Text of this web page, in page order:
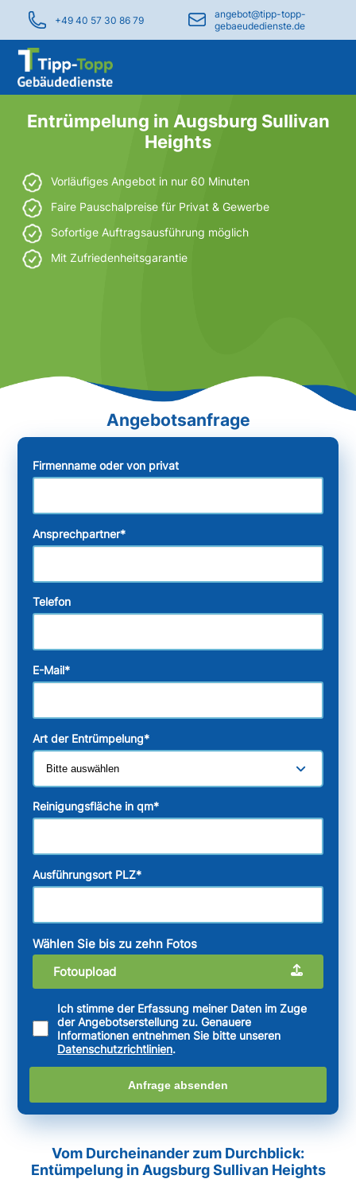
+49 40 57 30 86 79
angebot@tipp-topp-
gebaeudedienste.de
Entrümpelung in Augsburg Sullivan
Heights
Vorläufiges Angebot in nur 60 Minuten
Faire Pauschalpreise für Privat & Gewerbe
Sofortige Auftragsausführung möglich
Mit Zufriedenheitsgarantie
Firmenname oder von privat
Ansprechpartner*
Telefon
E-Mail*
Art der Entrümpelung*
Reinigungsfläche in qm*
Ausführungsort PLZ*
Wählen Sie bis zu zehn Fotos
Fotoupload
Ich stimme der Erfassung meiner Daten im Zuge
der Angebotserstellung zu. Genauere
Informationen entnehmen Sie bitte unseren
Datenschutzrichtlinien.
Anfrage absenden
Vom Durcheinander zum Durchblick:
Entümpelung in Augsburg Sullivan Heights